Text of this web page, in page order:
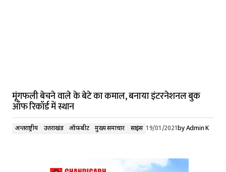
मूंगफली बेचने वाले के बेटे का कमाल, बनाया इंटरनेशनल बुक
ऑफ रिकॉर्ड में स्थान
अन्तर्राष्ट्रीय उत्तराखंड ऑफ़बीट मुख्य समाचार साइंस 19/01/2021byAdmin K